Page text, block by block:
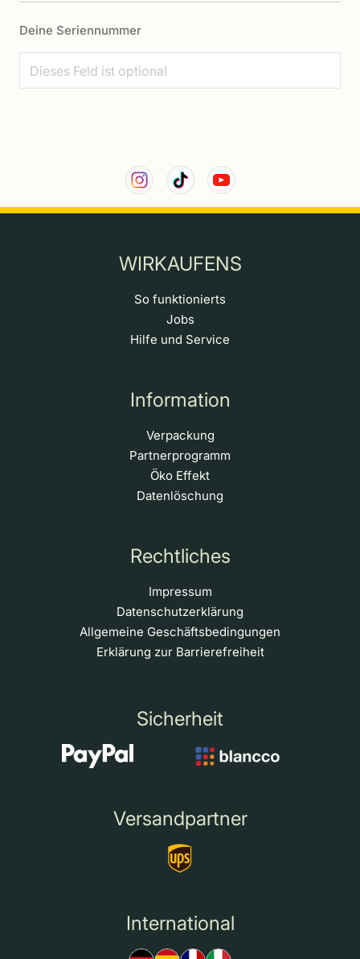
Deine Seriennummer
WIRKAUFENS
So funktionierts
Jobs
Hilfe und Service
Information
Verpackung
Partnerprogramm
Öko Effekt
Datenlöschung
Rechtliches
Impressum
Datenschutzerklärung
Allgemeine Geschäftsbedingungen
Erklärung zur Barrierefreiheit
Sicherheit
Versandpartner
International